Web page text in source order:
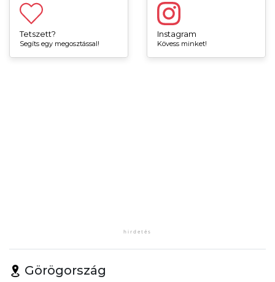
Tetszett?
Segíts egy megosztással!
Instagram
Kövess minket!
Görögország